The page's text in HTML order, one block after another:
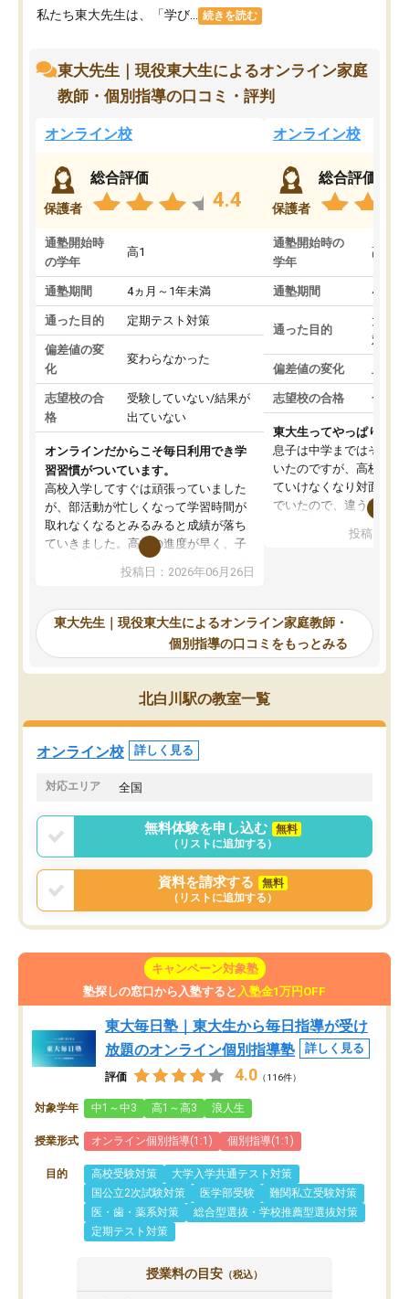
私たち東大先生は、「学び... 続きを読む
東大先生｜現役東大生によるオンライン家庭
教師・個別指導の口コミ・評判
オンライン校
保護者
総合評価
4.4
通塾開始時
の学年
高1
通塾期間 4ヵ月～1年未満
通った目的 定期テスト対策
偏差値の変
化
変わらなかった
志望校の合
格
受験していない/結果が
出ていない
オンラインだからこそ毎日利用でき学
習習慣がついています。
高校入学してすぐは頑張っていました
が、部活動が忙しくなって学習時間が
取れなくなるとみるみると成績が落ち
ていきました。高校の進度が早く、子
供も家に帰って勉強の話すると嫌な反
応を示します。東大先生にお願いして
れるので、親としても安心です。毎日
使える自習室とかもあり、わからない
ところがあれば先生が回答してくれる
のも重宝しています。
投稿日：2026年06月26日
オンライン校
保護者
総合評価
通塾開始時の
学年
高3
通塾期間 4ヵ月
通った目的
大学
対策
偏差値の変化 上が
志望校の合格 合格
東大生ってやっぱりすご
息子は中学まではそこそ
いたのですが、高校に入
ていけなくなり対面の塾
でいたので、違うアプロ
で、当初は模試でD判定
自習室が毎日使えていつ
るのが心強かったよう
謝です。
投稿日：
東大先生｜現役東大生によるオンライン家庭教師・
個別指導の口コミをもっとみる
北白川駅の教室一覧
オンライン校 詳しく見る
対応エリア 全国
無料体験を申し込む
無料
（リストに追加する）
資料を請求する
無料
（リストに追加する）
キャンペーン対象塾
塾探しの窓口から入塾すると 入塾金1万円OFF
東大毎日塾｜東大生から毎日指導が受け
放題のオンライン個別指導塾
詳しく見る
評価 4.0 （116件）
対象学年 中1～中3 高1～高3 浪人生
授業形式 オンライン個別指導(1:1) 個別指導(1:1)
目的 高校受験対策
大学入学共通テスト対策
国公立2次試験対策
医学部受験
難関私立受験対策
医・歯・薬系対策
総合型選抜・学校推薦型選抜対策
定期テスト対策
授業料の目安 （税込）